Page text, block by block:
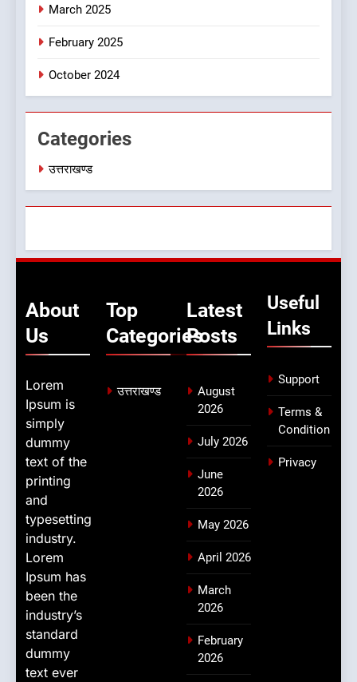
8
संगठन अभी भी अधूरा, कार्यकारिणी
को लेकर क्या बोले गोदियाल
उत्तराखण्ड
March 2025
February 2025
October 2024
Categories
उत्तराखण्ड
About
Us
Lorem
Ipsum is
simply
dummy
text of the
printing
and
typesetting
industry.
Lorem
Ipsum has
been the
industry’s
standard
dummy
text ever
Top
Categories
उत्तराखण्ड
Latest
Posts
August
2026
July 2026
June
2026
May 2026
April 2026
March
2026
February
2026
Useful
Links
Support
Terms &
Condition
Privacy